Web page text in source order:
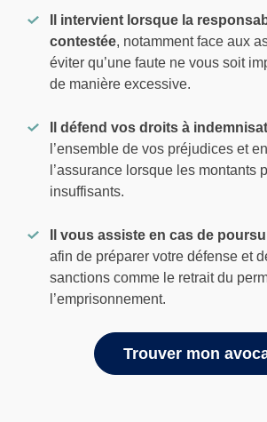
Il intervient lorsque la
contestée, notamment face aux
éviter qu’une faute ne vous soit
de manière excessive.
Il défend vos droits à
l’ensemble de vos préjudices et
l’assurance lorsque les montants
insuffisants.
Il vous assiste en cas de
afin de préparer votre défense et
sanctions comme le retrait du
l’emprisonnement.
Trouver mon